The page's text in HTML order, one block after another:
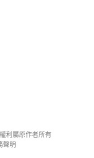
利屬原作者所有
聲明